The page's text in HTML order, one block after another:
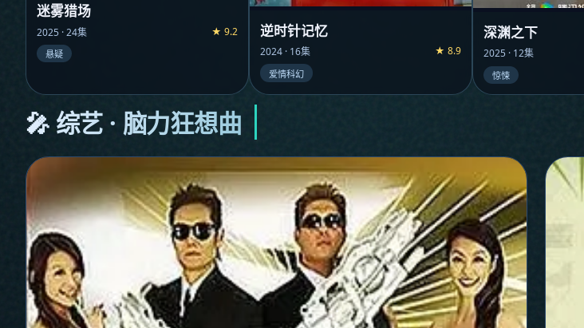
迷雾猎场
2025 · 24集 ★ 9.2
悬疑
逆时针记忆
2024 · 16集 ★ 8.9
爱情科幻
深渊之下
2025 · 12集
惊悚
🎤 综艺 · 脑力狂想曲